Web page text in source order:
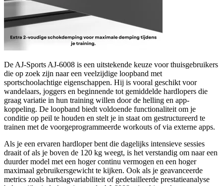
De AJ-Sports AJ-6008 is een uitstekende keuze voor thuisgebruikers
die op zoek zijn naar een veelzijdige loopband met
sportschoolachtige eigenschappen. Hij is vooral geschikt voor
wandelaars, joggers en beginnende tot gemiddelde hardlopers die
graag variatie in hun training willen door de helling en app-
koppeling. De loopband biedt voldoende functionaliteit om je
conditie op peil te houden en stelt je in staat om gestructureerd te
trainen met de voorgeprogrammeerde workouts of via externe apps.
Als je een ervaren hardloper bent die dagelijks intensieve sessies
draait of als je boven de 120 kg weegt, is het verstandig om naar een
duurder model met een hoger continu vermogen en een hoger
maximaal gebruikersgewicht te kijken. Ook als je geavanceerde
metrics zoals hartslagvariabiliteit of gedetailleerde prestatieanalyse